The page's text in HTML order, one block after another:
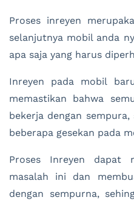
Proses inreyen
selanjutnya mobil anda
apa saja yang harus
Inreyen pada mobil
memastikan bahwa
bekerja dengan
beberapa gesekan pada
Proses Inreyen dapat
masalah ini dan
dengan sempurna,